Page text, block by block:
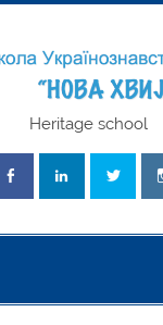
Heritage school